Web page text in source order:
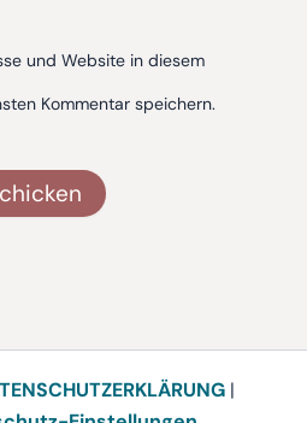
und Website in diesem
Kommentar speichern.
|